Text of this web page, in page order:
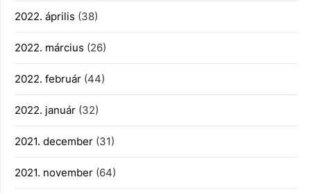
2022. április (38)
2022. március (26)
2022. február (44)
2022. január (32)
2021. december (31)
2021. november (64)